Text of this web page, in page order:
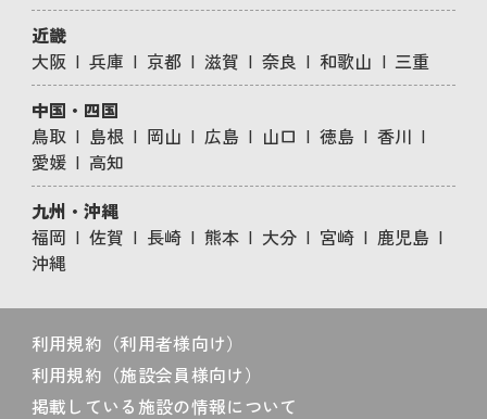
近畿
大阪
兵庫 京都 滋賀 奈良 和歌山
三重
中国・四国
鳥取
島根 岡山 広島 山口 徳島
香川
愛媛
高知
九州・沖縄
福岡
佐賀 長崎 熊本 大分 宮崎
鹿児島
沖縄
利用規約（利用者様向け）
利用規約（施設会員様向け）
掲載している施設の情報について